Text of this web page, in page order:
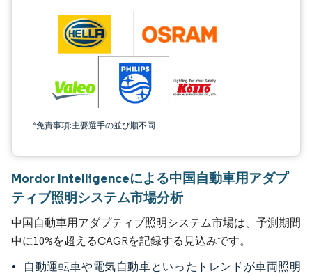
*免責事項:主要選手の並び順不同
Mordor Intelligenceによる中国自動車用アダプ
ティブ照明システム市場分析
中国自動車用アダプティブ照明システム市場は、予測期間
中に10%を超えるCAGRを記録する見込みです。
自動運転車や電気自動車といったトレンドが車両照明